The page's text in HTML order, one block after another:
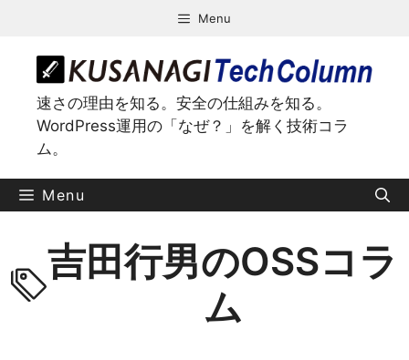
プ
Menu
速さの理由を知る。安全の仕組みを知る。
WordPress運用の「なぜ？」を解く技術コラ
ム。
Menu
吉田行男のOSSコラ
ム